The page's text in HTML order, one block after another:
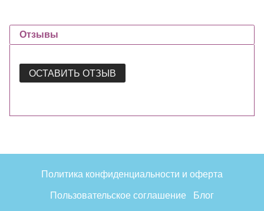
Отзывы
ОСТАВИТЬ ОТЗЫВ
Политика конфиденциальности и оферта
Пользовательское соглашение Блог